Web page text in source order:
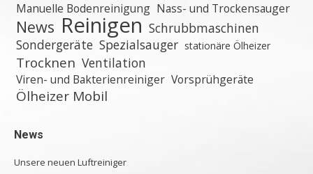
Manuelle Bodenreinigung Nass- und Trockensauger
News Reinigen Schrubbmaschinen
Sondergeräte Spezialsauger stationäre Ölheizer
Trocknen Ventilation
Viren- und Bakterienreiniger Vorsprühgeräte
Ölheizer Mobil
News
Unsere neuen Luftreiniger